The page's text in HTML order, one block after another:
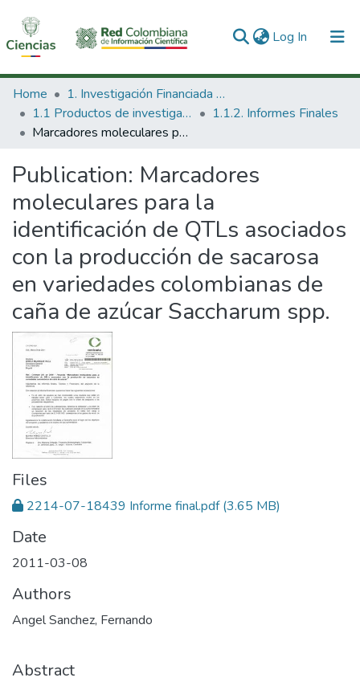
Log In (current)
Communities & Collections
All of DSpace
Home
1. Investigación Financiada con Recursos Públicos
1.1 Productos de investigación
1.1.2. Informes Finales
Marcadores moleculares para la identificación de QTLs asociados con la producción de sacarosa en variedades colombianas de caña de azúcar Saccharum spp.
Publication: Marcadores
moleculares para la
identificación de QTLs asociados
con la producción de sacarosa
en variedades colombianas de
caña de azúcar Saccharum spp.
Files
2214-07-18439 Informe final.pdf(3.65 MB)
Date
2011-03-08
Authors
Angel Sanchez, Fernando
Abstract